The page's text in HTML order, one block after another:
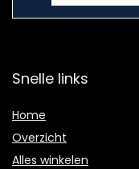
Snelle links
Home
Overzicht
Alles winkelen